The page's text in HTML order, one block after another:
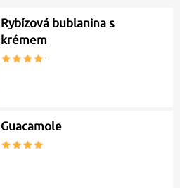
Rybízová bublanina s
krémem
Guacamole